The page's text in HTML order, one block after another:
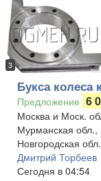
3
Букса колеса
Предложение 6
Москва и Моск.
Мурманская обл.,
Новгородская обл.
Дмитрий Торбеев
Сегодня в 04:54